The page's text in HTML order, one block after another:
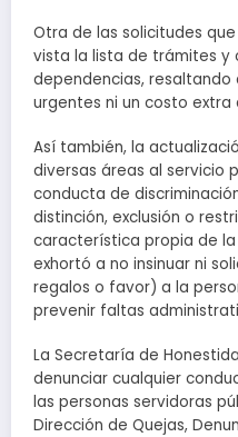
Otra de las solicitudes
vista la lista de trámites y
dependencias,
urgentes ni un costo extra
Así también, la
diversas áreas al servicio
conducta de
distinción, exclusión o
característica propia de la
exhortó a no insinuar ni
regalos o favor) a la
prevenir faltas
La Secretaría de
denunciar cualquier
las personas servidoras
Dirección de Quejas,